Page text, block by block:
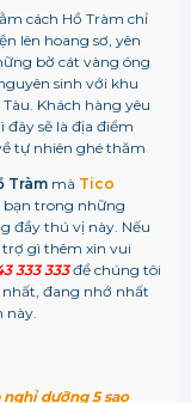
cách Hồ Tràm chỉ
lên hoang sơ, yên
bờ cát vàng óng
sinh với khu
Khách hàng yêu
sẽ là địa điểm
tự nhiên ghé thăm
Tràmmà Tico
bạn trong những
đầy thú vị này. Nếu
gì thêm xin vui
333 333để chúng tôi
đang nhớ nhất
nghỉ dưỡng 5 sao